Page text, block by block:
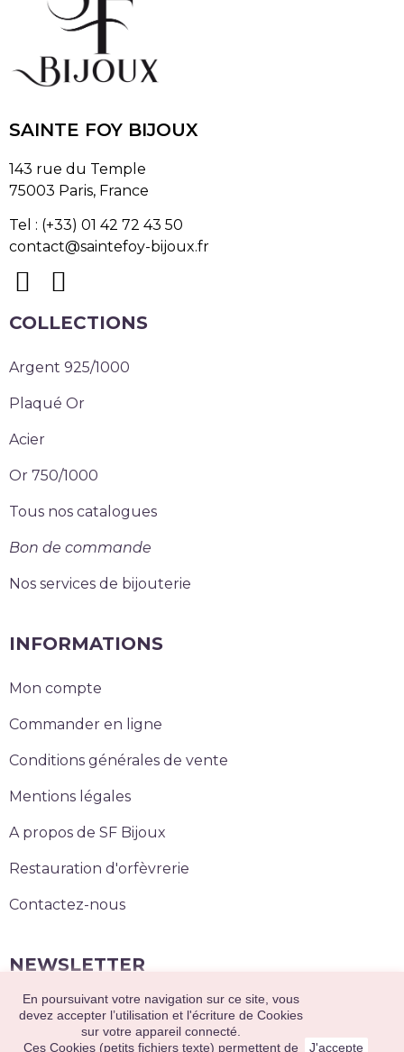
En poursuivant votre navigation sur ce site, vous
devez accepter l’utilisation et l'écriture de Cookies
sur votre appareil connecté.
Ces Cookies (petits fichiers texte) permettent de
J'accepte
SAINTE FOY BIJOUX
143 rue du Temple
75003 Paris, France
Tel : (+33) 01 42 72 43 50
contact@saintefoy-bijoux.fr
COLLECTIONS
Argent 925/1000
Plaqué Or
Acier
Or 750/1000
Tous nos catalogues
Bon de commande
Nos services de bijouterie
INFORMATIONS
Mon compte
Commander en ligne
Conditions générales de vente
Mentions légales
A propos de SF Bijoux
Restauration d'orfèvrerie
Contactez-nous
NEWSLETTER
S’abonner